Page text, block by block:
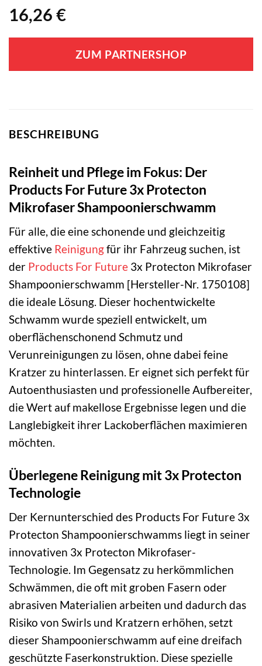
16,26 €
ZUM PARTNERSHOP
BESCHREIBUNG
Reinheit und Pflege im Fokus: Der
Products For Future 3x Protecton
Mikrofaser Shampoonierschwamm
Für alle, die eine schonende und gleichzeitig
effektive Reinigungfür ihr Fahrzeug suchen, ist
der Products For Future 3x Protecton Mikrofaser
Shampoonierschwamm [Hersteller-Nr. 1750108]
die ideale Lösung. Dieser hochentwickelte
Schwamm wurde speziell entwickelt, um
oberflächenschonend Schmutz und
Verunreinigungen zu lösen, ohne dabei feine
Kratzer zu hinterlassen. Er eignet sich perfekt für
Autoenthusiasten und professionelle Aufbereiter,
die Wert auf makellose Ergebnisse legen und die
Langlebigkeit ihrer Lackoberflächen maximieren
möchten.
Überlegene Reinigung mit 3x Protecton
Technologie
Der Kernunterschied des Products For Future 3x
Protecton Shampoonierschwamms liegt in seiner
innovativen 3x Protecton Mikrofaser-
Technologie. Im Gegensatz zu herkömmlichen
Schwämmen, die oft mit groben Fasern oder
abrasiven Materialien arbeiten und dadurch das
Risiko von Swirls und Kratzern erhöhen, setzt
dieser Shampoonierschwamm auf eine dreifach
geschützte Faserkonstruktion. Diese spezielle